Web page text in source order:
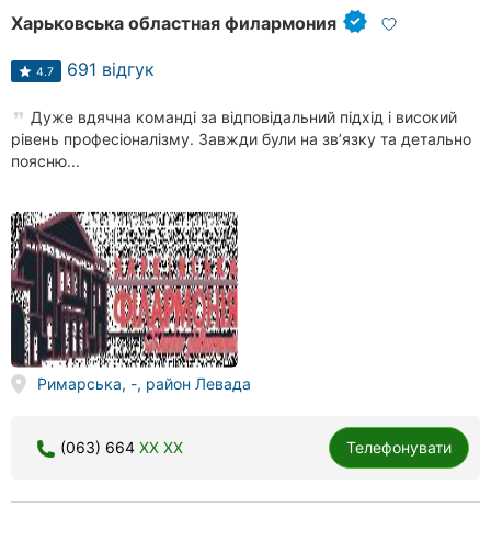
Харьковська областная филармония
4.7 691 відгук
Дуже вдячна команді за відповідальний підхід і високий
рівень професіоналізму. Завжди були на зв’язку та детально
поясню...
Римарська, -, район Левада
(063) 664 XX XX Телефонувати